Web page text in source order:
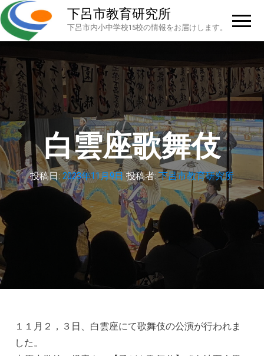
下呂市教育研究所
下呂市内小中学校15校の情報をお届けします。
白雲座歌舞伎
投稿日: 2023年11月9日投稿者:下呂市教育研究所
１１月２，３日、白雲座にて歌舞伎の公演が行われま
した。